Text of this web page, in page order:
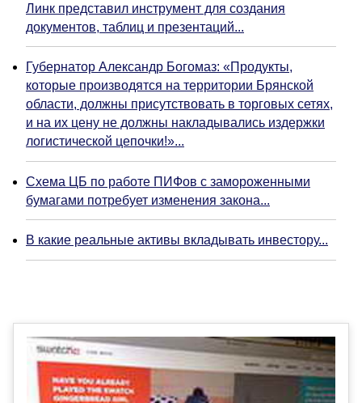
Линк представил инструмент для создания
документов, таблиц и презентаций...
Губернатор Александр Богомаз: «Продукты,
которые производятся на территории Брянской
области, должны присутствовать в торговых сетях,
и на их цену не должны накладывались издержки
логистической цепочки!»...
Схема ЦБ по работе ПИФов с замороженными
бумагами потребует изменения закона...
В какие реальные активы вкладывать инвестору...